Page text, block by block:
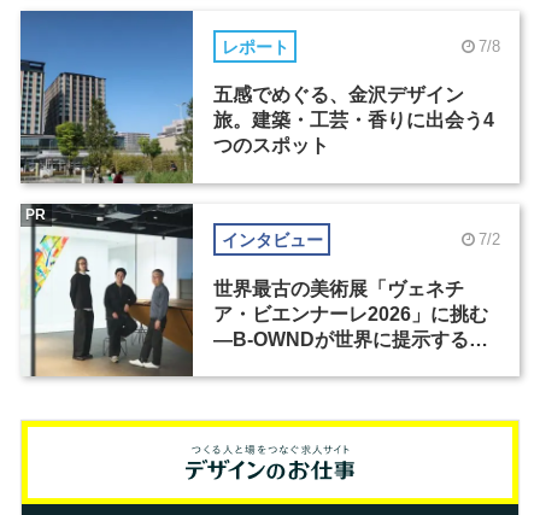
レポート 7/8
五感でめぐる、金沢デザイン
旅。建築・工芸・香りに出会う4
つのスポット
インタビュー 7/2
世界最古の美術展「ヴェネチ
ア・ビエンナーレ2026」に挑む
―B-OWNDが世界に提示する美
PR